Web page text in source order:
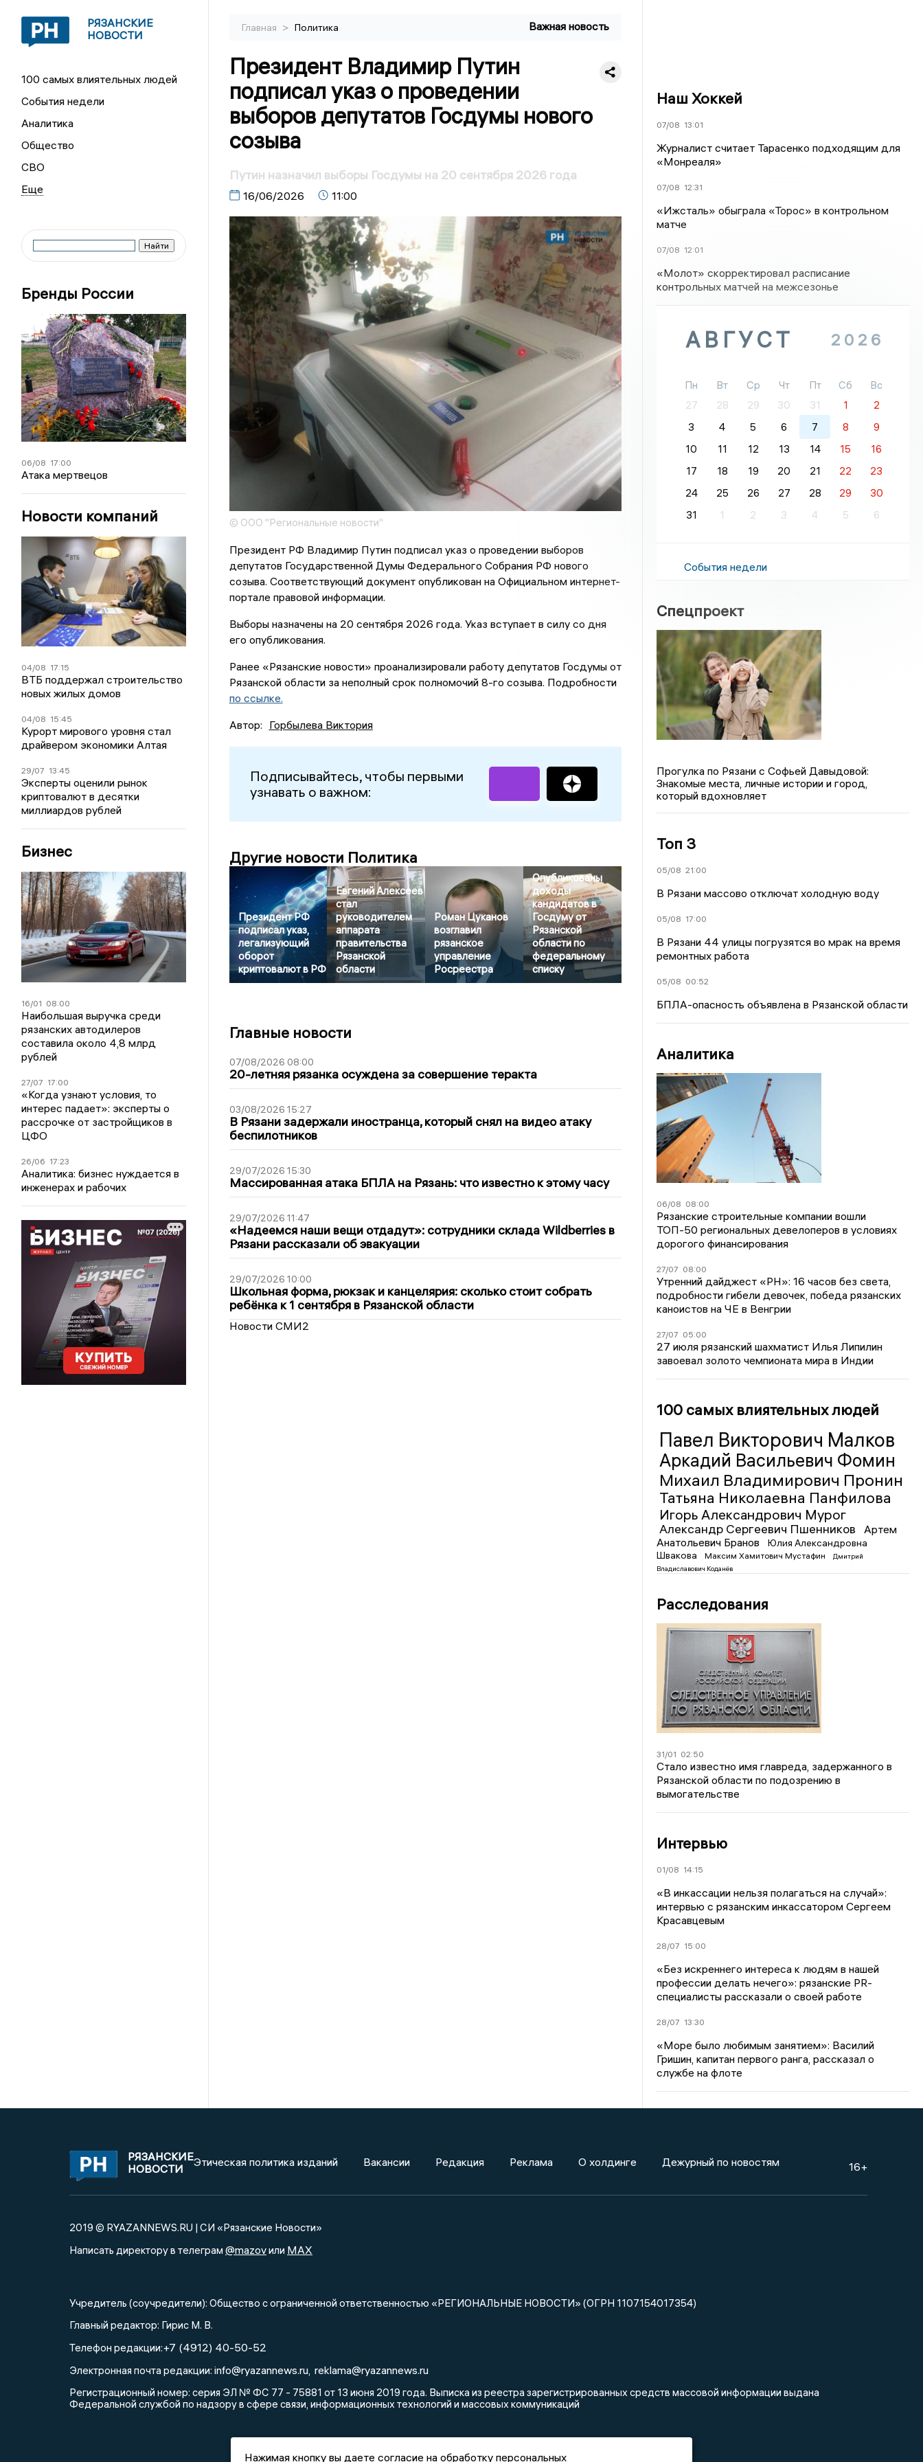
РЯЗАНСКИЕ
НОВОСТИ
100 самых влиятельных людей
События недели
Аналитика
Общество
СВО
Бренды России
06/08 17:00
Атака мертвецов
Новости компаний
04/08 17:15
ВТБ поддержал строительство
новых жилых домов
04/08 15:45
Курорт мирового уровня стал
драйвером экономики Алтая
29/07 13:45
Эксперты оценили рынок
криптовалют в десятки
миллиардов рублей
Бизнес
16/01 08:00
Наибольшая выручка среди
рязанских автодилеров
составила около 4,8 млрд
рублей
27/07 17:00
«Когда узнают условия, то
интерес падает»: эксперты о
рассрочке от застройщиков в
ЦФО
26/06 17:23
Аналитика: бизнес нуждается в
инженерах и рабочих
Главная > Политика Важная новость
Президент Владимир Путин
подписал указ о проведении
выборов депутатов Госдумы нового
созыва
Путин назначил выборы Госдумы на 20 сентября 2026 года
16/06/2026 11:00
© ООО "Региональные новости"
Президент РФ Владимир Путин подписал указ о проведении выборов
депутатов Государственной Думы Федерального Собрания РФ нового
созыва. Соответствующий документ опубликован на Официальном интернет-
портале правовой информации.
Выборы назначены на 20 сентября 2026 года. Указ вступает в силу со дня
его опубликования.
Ранее «Рязанские новости» проанализировали работу депутатов Госдумы от
Рязанской области за неполный срок полномочий 8-го созыва. Подробности
по ссылке.
Автор: Горбылева Виктория
Подписывайтесь, чтобы первыми
узнавать о важном:
Другие новости Политика
Президент РФ
подписал указ,
легализующий
оборот
криптовалют в РФ
Евгений Алексеев
стал
руководителем
аппарата
правительства
Рязанской
области
Роман Цуканов
возглавил
рязанское
управление
Росреестра
Опубликованы
доходы
кандидатов в
Госдуму от
Рязанской
области по
федеральному
списку
Главные новости
07/08/2026 08:00
20-летняя рязанка осуждена за совершение теракта
03/08/2026 15:27
В Рязани задержали иностранца, который снял на видео атаку
беспилотников
29/07/2026 15:30
Массированная атака БПЛА на Рязань: что известно к этому часу
29/07/2026 11:47
«Надеемся наши вещи отдадут»: сотрудники склада Wildberries в
Рязани рассказали об эвакуации
29/07/2026 10:00
Школьная форма, рюкзак и канцелярия: сколько стоит собрать
ребёнка к 1 сентября в Рязанской области
Новости СМИ2
Наш Хоккей
07/08 13:01
Журналист считает Тарасенко подходящим для
«Монреаля»
07/08 12:31
«Ижсталь» обыграла «Торос» в контрольном
матче
07/08 12:01
«Молот» скорректировал расписание
контрольных матчей на межсезонье
АВГУСТ 2026
Пн Вт Ср Чт Пт Сб
Вс
27
28 29 30 31 1
2
3
4 5 6 7 8
9
10
11 12 13 14 15
16
17
18 19 20 21 22
23
24
25 26 27 28 29
30
31
1 2 3 4 5 6
События недели
Спецпроект
Прогулка по Рязани с Софьей Давыдовой:
Знакомые места, личные истории и город,
который вдохновляет
Топ 3
05/08 21:00
В Рязани массово отключат холодную воду
05/08 17:00
В Рязани 44 улицы погрузятся во мрак на время
ремонтных работа
05/08 00:52
БПЛА-опасность объявлена в Рязанской области
Аналитика
06/08 08:00
Рязанские строительные компании вошли
ТОП-50 региональных девелоперов в условиях
дорогого финансирования
27/07 08:00
Утренний дайджест «РН»: 16 часов без света,
подробности гибели девочек, победа рязанских
каноистов на ЧЕ в Венгрии
27/07 05:00
27 июля рязанский шахматист Илья Липилин
завоевал золото чемпионата мира в Индии
100 самых влиятельных людей
Павел Викторович Малков
Аркадий Васильевич Фомин
Михаил Владимирович Пронин
Татьяна Николаевна Панфилова
Игорь Александрович Мурог
Александр Сергеевич Пшенников
Артем
Анатольевич Бранов
Юлия Александровна
Швакова
Максим Хамитович Мустафин
Дмитрий
Владиславович Коданёв
Расследования
31/01 02:50
Стало известно имя главреда, задержанного в
Рязанской области по подозрению в
вымогательстве
Интервью
01/08 14:15
«В инкассации нельзя полагаться на случай»:
интервью с рязанским инкассатором Сергеем
Красавцевым
28/07 15:00
«Без искреннего интереса к людям в нашей
профессии делать нечего»: рязанские PR-
специалисты рассказали о своей работе
28/07 13:30
«Море было любимым занятием»: Василий
Гришин, капитан первого ранга, рассказал о
службе на флоте
РЯЗАНСКИЕ
НОВОСТИ
Этическая политика изданий Вакансии Редакция Реклама О холдинге Дежурный по новостям 16+
2019 © RYAZANNEWS.RU | СИ «Рязанские Новости»
Написать директору в телеграм @mazovили MAX
Учредитель (соучредители): Общество с ограниченной ответственностью «РЕГИОНАЛЬНЫЕ НОВОСТИ» (ОГРН 1107154017354)
Главный редактор: Гирис М. В.
Телефон редакции:+7 (4912) 40-50-52
Электронная почта редакции: info@ryazannews.ru reklama@ryazannews.ru
Регистрационный номер: серия ЭЛ № ФС 77 - 75881 от 13 июня 2019 года. Выписка из реестра зарегистрированных средств массовой информации выдана
Федеральной службой по надзору в сфере связи, информационных технологий и массовых коммуникаций
Нажимая кнопку вы даете согласие на обработку персональных